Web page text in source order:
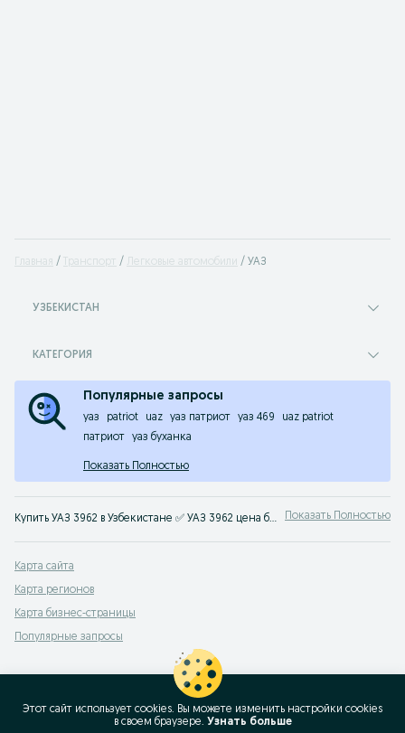
Главная Транспорт Легковые автомобили УАЗ
УЗБЕКИСТАН
КАТЕГОРИЯ
Популярные запросы
уаз patriot uaz уаз патриот уаз 469
uaz patriot
патриот
уаз буханка
Показать Полностью
Купить УАЗ 3962 в Узбекистане ✅ УАЗ 3962 цена бу и нового авто ☝ Большой выбор автомобилей по выгодным ценам на OLX.uz (ранее Torg.uz) Показать Полностью
Карта сайта
Карта регионов
Карта бизнес-страницы
Популярные запросы
Этот сайт использует cookies. Вы можете изменить настройки cookies
в своeм браузере. Узнать больше